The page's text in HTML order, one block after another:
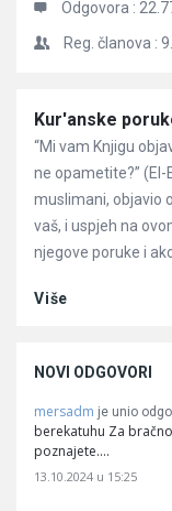
Odgovora :
Reg. članova :
Članci
Kur'anske
“Mi vam Knjigu
ne opametite?” (El-
muslimani, objavio
vaš, i uspjeh na
njegove poruke i
Više
NOVI ODGOVORI
mersadm je unio
berekatuhu Za
poznajete.…
13.10.2024 u 15:25